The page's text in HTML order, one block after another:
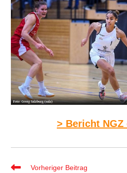
> Bericht NGZ
WeitereVorheriger Beitrag